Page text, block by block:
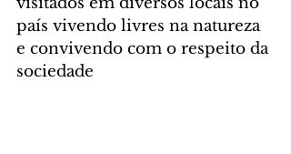
país vivendo livres na natureza
e convivendo com o respeito da
sociedade